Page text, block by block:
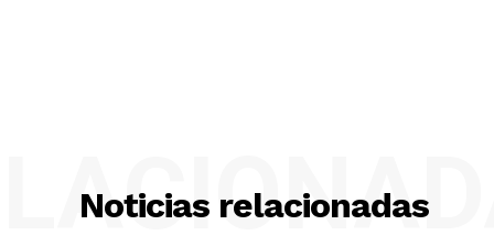
Noticias relacionadas